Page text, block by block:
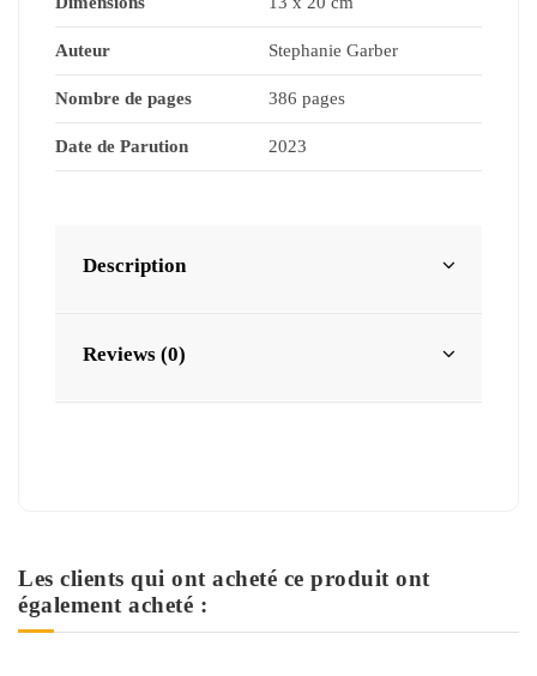
Auteur Stephanie Garber
Nombre de pages 386 pages
Date de Parution 2023
Description
Reviews (0)
Les clients qui ont acheté ce produit ont
également acheté :